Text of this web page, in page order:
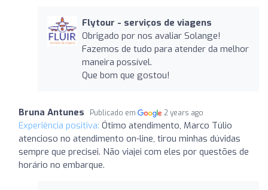
Flytour - serviços de viagens
Obrigado por nos avaliar Solange!
Fazemos de tudo para atender da melhor
maneira possível.
Que bom que gostou!
Bruna Antunes Publicado em 2 years ago
Experiência positiva: Ótimo atendimento, Marco Túlio
atencioso no atendimento on-line, tirou minhas dúvidas
sempre que precisei. Não viajei com eles por questões de
horário no embarque.